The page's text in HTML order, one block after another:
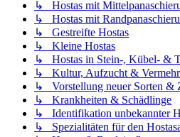
↳ Hostas mit
↳ Hostas mit
↳ Gestreifte Hostas
↳ Kleine Hostas
↳ Hostas in Stein-, Kübel- &
↳ Kultur, Aufzucht &
↳ Vorstellung neuer Sorten &
↳ Krankheiten & Schädlinge
↳ Identifikation unbekannter
↳ Spezialitäten für den